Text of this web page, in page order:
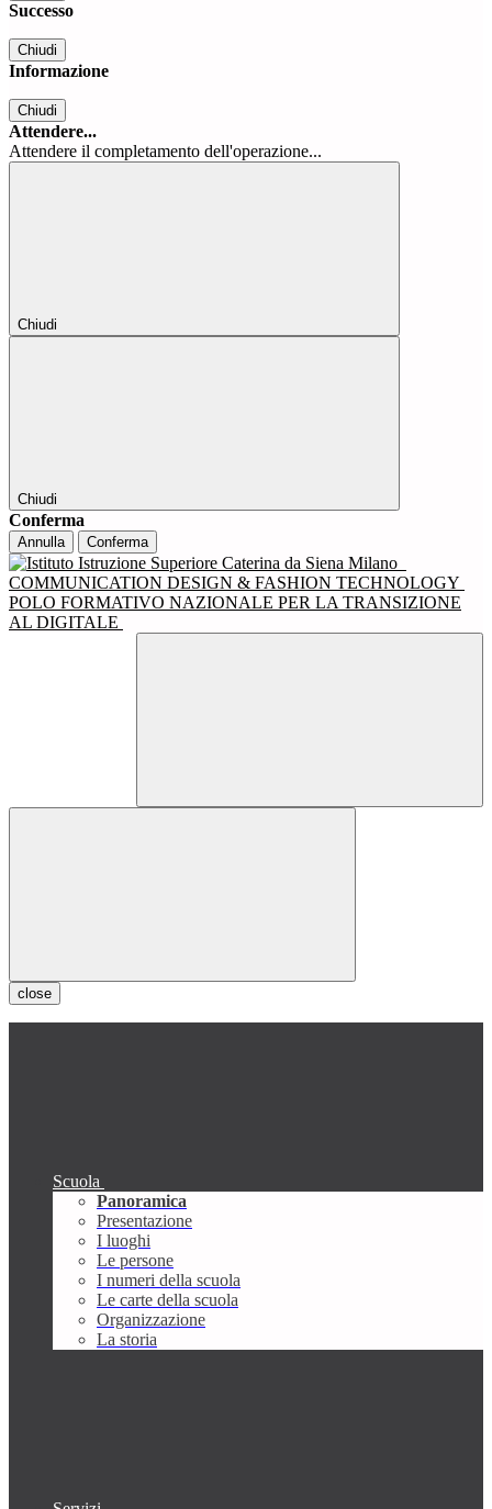
Successo
Chiudi
Informazione
Chiudi
Attendere...
Attendere il completamento dell'operazione...
Chiudi
Chiudi
Conferma
Annulla Conferma
COMMUNICATION DESIGN & FASHION TECHNOLOGY
POLO FORMATIVO NAZIONALE PER LA TRANSIZIONE
AL DIGITALE
close
Scuola
Panoramica
Presentazione
I luoghi
Le persone
I numeri della scuola
Le carte della scuola
Organizzazione
La storia